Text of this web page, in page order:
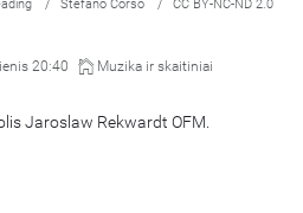
/ Stefano Corso / CC BY-NC-ND 2.0
20:40 Muzika ir skaitiniai
Jaroslaw Rekwardt OFM.